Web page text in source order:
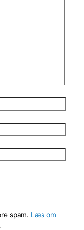
spam. Læs om
.